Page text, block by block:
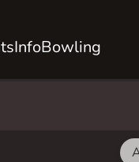
InfoBowling